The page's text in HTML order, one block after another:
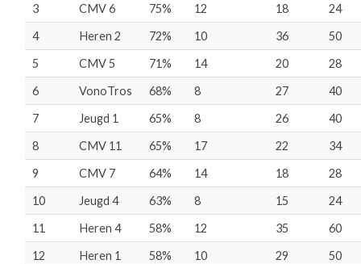
3
CMV 6 75% 12 18
24
4
Heren 2 72% 10 36
50
5
CMV 5 71% 14 20
28
6
VonoTros 68% 8 27
40
7
Jeugd 1 65% 8 26
40
8
CMV 11 65% 17 22
34
9
CMV 7 64% 14 18
28
10
Jeugd 4 63% 8 15
24
11
Heren 4 58% 12 35
60
12
Heren 1 58% 10 29
50